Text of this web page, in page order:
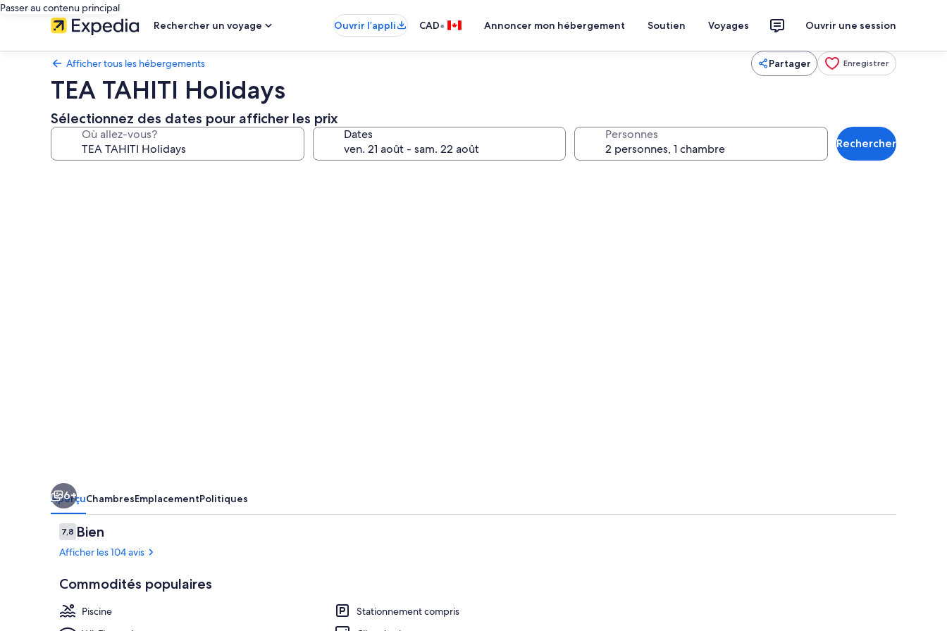
Passer au contenu principal
Rechercher un voyage
Ouvrir l’appli CAD• Annoncer mon hébergement Soutien Voyages Ouvrir une session
Afficher tous les hébergements Partager Enregistrer
TEA TAHITI Holidays
Sélectionnez des dates pour afficher les prix
Où allez-vous? Dates Personnes
Rechercher
6+
AperçuChambresEmplacementPolitiques
Avis
7,87,8 sur 10 –
Bien
Afficher les 104 avis
Commodités populaires
Piscine
Stationnement compris